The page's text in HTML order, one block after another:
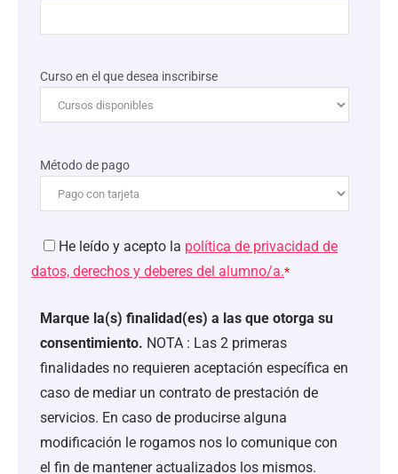
Curso en el que desea inscribirse
Método de pago
He leído y acepto la política de privacidad de
datos, derechos y deberes del alumno/a.*
Marque la(s) finalidad(es) a las que otorga su
consentimiento. NOTA : Las 2 primeras
finalidades no requieren aceptación específica en
caso de mediar un contrato de prestación de
servicios. En caso de producirse alguna
modificación le rogamos nos lo comunique con
el fin de mantener actualizados los mismos.